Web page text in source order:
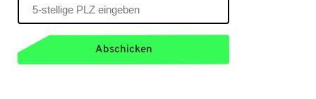
Abschicken